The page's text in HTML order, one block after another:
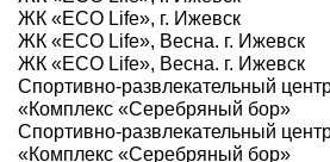
ЖК «ECO Life», г. Ижевск
ЖК «ECO Life», Весна. г. Ижевск
ЖК «ECO Life», Весна. г. Ижевск
Спортивно-развлекательный
«Комплекс «Серебряный бор»
Спортивно-развлекательный
«Комплекс «Серебряный бор»